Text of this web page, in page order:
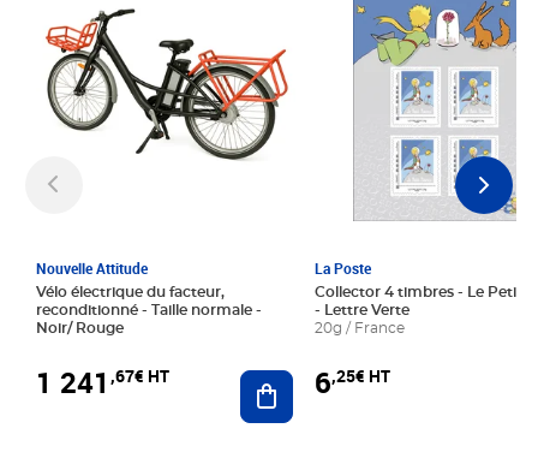
Nouvelle Attitude
Vélo électrique du facteur,
reconditionné - Taille normale -
Noir/ Rouge
1 241 ,67€ HT Ajouter au panier
La Poste
Collector 4 timbres - Le Petit
- Lettre Verte
20g / France
6,25€ HT